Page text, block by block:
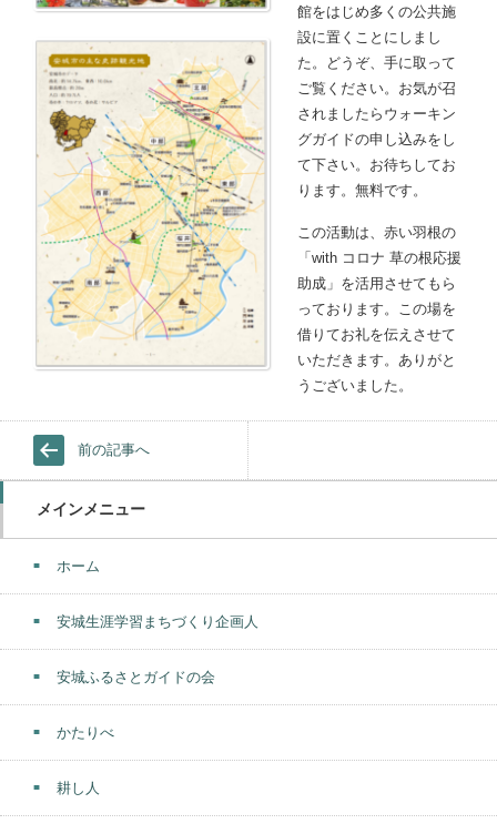
館をはじめ多くの公共施
設に置くことにしまし
た。どうぞ、手に取って
ご覧ください。お気が召
されましたらウォーキン
グガイドの申し込みをし
て下さい。お待ちしてお
ります。無料です。
この活動は、赤い羽根の
「with コロナ 草の根応援
助成」を活用させてもら
っております。この場を
借りてお礼を伝えさせて
いただきます。ありがと
うございました。
前の記事へ
メインメニュー
ホーム
安城生涯学習まちづくり企画人
安城ふるさとガイドの会
かたりべ
耕し人